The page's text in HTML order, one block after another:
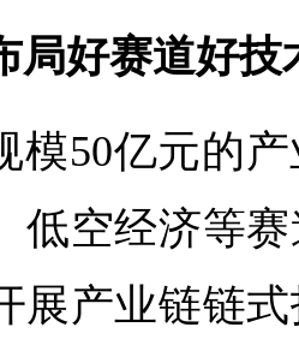
局好赛道好技
模50亿元的
低空经济等
展产业链链